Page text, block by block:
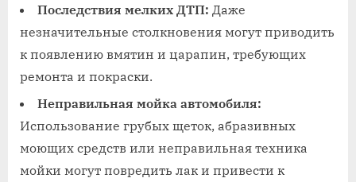
Последствия мелких ДТП: Даже
незначительные столкновения могут приводить
к появлению вмятин и царапин‚ требующих
ремонта и покраски.
Неправильная мойка автомобиля:
Использование грубых щеток‚ абразивных
моющих средств или неправильная техника
мойки могут повредить лак и привести к